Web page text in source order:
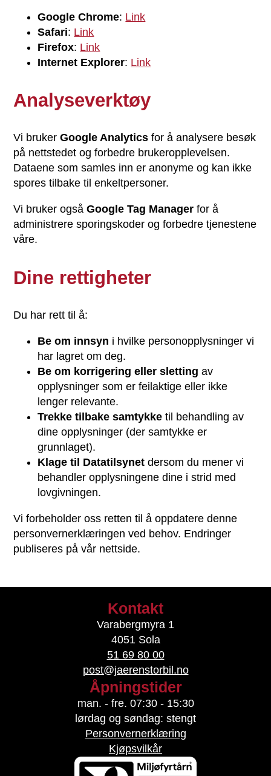
Google Chrome: Link
Safari: Link
Firefox: Link
Internet Explorer: Link
Analyseverktøy
Vi brukerGoogle Analytics for å analysere besøk
på nettstedet og forbedre brukeropplevelsen.
Dataene som samles inn er anonyme og kan ikke
spores tilbake til enkeltpersoner.
Vi bruker ogsåGoogle Tag Manager for å
administrere sporingskoder og forbedre tjenestene
våre.
Dine rettigheter
Du har rett til å:
Be om innsyn i hvilke personopplysninger vi
har lagret om deg.
Be om korrigering eller sletting av
opplysninger som er feilaktige eller ikke
lenger relevante.
Trekke tilbake samtykke til behandling av
dine opplysninger (der samtykke er
grunnlaget).
Klage til Datatilsynet dersom du mener vi
behandler opplysningene dine i strid med
lovgivningen.
Vi forbeholder oss retten til å oppdatere denne
personvernerklæringen ved behov. Endringer
publiseres på vår nettside.
Kontakt
Varabergmyra 1
4051 Sola
51 69 80 00
post@jaerenstorbil.no
Åpningstider
man. - fre. 07:30 - 15:30
lørdag og søndag: stengt
Personvernerklæring
Kjøpsvilkår